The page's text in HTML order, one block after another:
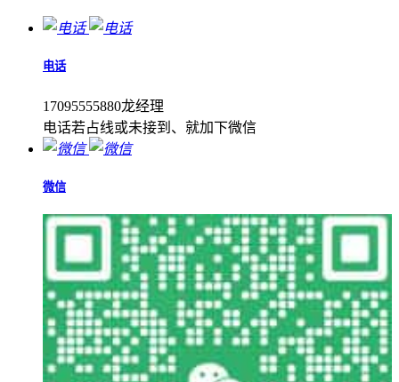
电话
17095555880龙经理
电话若占线或未接到、就加下微信
微信